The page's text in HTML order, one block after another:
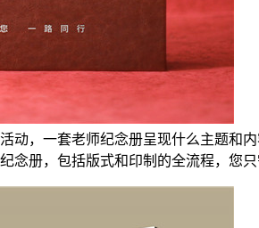
动，一套老师纪念册呈现什么主题和
册，包括版式和印制的全流程，您只